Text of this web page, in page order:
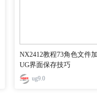
NX2412教程73角色文件
UG界面保存技巧
ug9.0